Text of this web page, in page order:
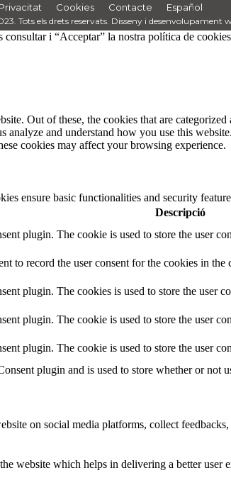
Privacitat Cookies Contacte
Español
Tots els drets reservats. Disseny i desenvolupament
i “Acceptar” la nostra política de
Out of these, the cookies that are categorized
and understand how you use this
cookies may affect your browsing experience.
ensure basic functionalities and security
Descripció
plugin. The cookie is used to store the user
to record the user consent for the cookies in
plugin. The cookies is used to store the user
plugin. The cookie is used to store the user
plugin. The cookie is used to store the user
plugin and is used to store whether or not
on social media platforms, collect
website which helps in delivering a better user